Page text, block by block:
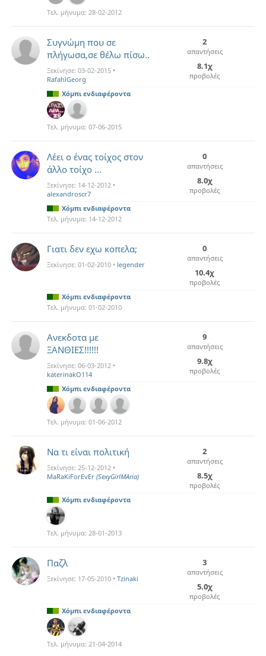
Τελ. μήνυμα: 28-02-2012
Συγνώμη που σε
πλήγωσα,σε θέλω πίσω..
Ξεκίνησε: 03-02-2015 •
RafahlGeorg
2
απαντήσεις
8.1χ
προβολές
Χόμπι ενδιαφέροντα
Τελ. μήνυμα: 07-06-2015
Λέει ο ένας τοίχος στον
άλλο τοίχο ...
Ξεκίνησε: 14-12-2012 •
alexandroscr7
0
απαντήσεις
8.0χ
προβολές
Χόμπι ενδιαφέροντα
Τελ. μήνυμα: 14-12-2012
Γιατι δεν εχω κοπελα;
Ξεκίνησε: 01-02-2010 • legender
0
απαντήσεις
10.4χ
προβολές
Χόμπι ενδιαφέροντα
Τελ. μήνυμα: 01-02-2010
Ανεκδοτα με
ΞΑΝΘΙΕΣ!!!!!!
Ξεκίνησε: 06-03-2012 •
katerinakO114
9
απαντήσεις
9.8χ
προβολές
Χόμπι ενδιαφέροντα
Τελ. μήνυμα: 01-06-2012
Να τι είναι πολιτική
Ξεκίνησε: 25-12-2012 •
MaRaKiForEvEr (SexyGirlMAria)
2
απαντήσεις
8.5χ
προβολές
Χόμπι ενδιαφέροντα
Τελ. μήνυμα: 28-01-2013
Παζλ
Ξεκίνησε: 17-05-2010 • Tzinaki
3
απαντήσεις
5.0χ
προβολές
Χόμπι ενδιαφέροντα
Τελ. μήνυμα: 21-04-2014